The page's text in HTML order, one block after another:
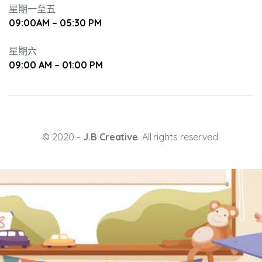
星期一至五
09:00AM – 05:30 PM
星期六
09:00 AM – 01:00 PM
© 2020 – J.B Creative. All rights reserved.